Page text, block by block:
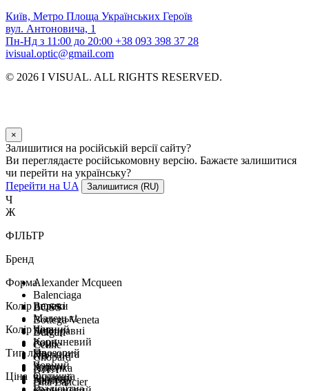
Київ, Метро Площа Українських Героїв
вул. Антоновича, 1
Пн-Нд з 11:00 до 20:00 +38 093 398 37 28
ivisual.optic@gmail.com
© 2026 I VISUAL. ALL RIGHTS RESERVED.
×
Залишитися на російській версії сайту?
Ви переглядаєте російськомовну версію. Бажаєте залишитися
чи перейти на українську?
Перейти на UA
Залишитися (RU)
Ч
Ж
ФІЛЬТР
Бренд
Alexander Mcqueen
Balenciaga
BOSS
Bottega Veneta
Bulgari
Celine
Chopard
DITA
Dita Lancier
Форма
Великі
Маленькі
Безоправні
Ромб
Хіт
Класика
Авіатор
Колір оправи
Чорний
Коричневий
Плямиста
Золото
Бронза
Колір лінз
Прозорий
Чорний
Зелений
Тип лінз
Оптична
Ціна